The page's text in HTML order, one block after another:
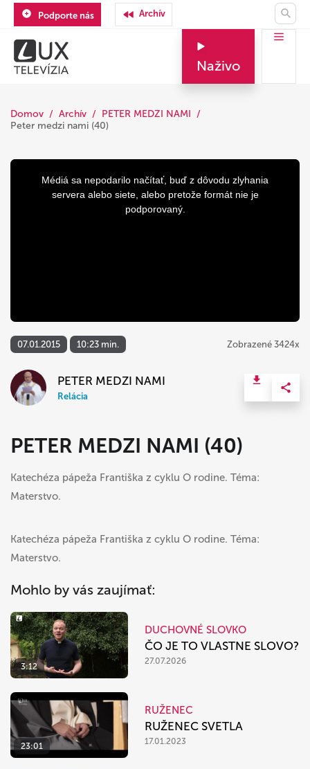
Podporte nás Archív
Naživo
Domov Archív
PETER MEDZI NAMI
Peter medzi nami (40)
This
Médiá sa nepodarilo načítať, buď z dôvodu zlyhania
servera alebo siete, alebo pretože formát nie je
podporovaný.
07.01.2015 10:23 min. Zobrazené 3424x
PETER MEDZI NAMI
Relácia
PETER MEDZI NAMI (40)
Katechéza pápeža Františka z cyklu O rodine. Téma:
Materstvo.
Katechéza pápeža Františka z cyklu O rodine. Téma:
Materstvo.
Mohlo by vás zaujímať:
3:12
DUCHOVNÉ SLOVKO
ČO JE TO VLASTNE SLOVO?
27.07.2026
23:01
RUŽENEC
RUŽENEC SVETLA
17.01.2023